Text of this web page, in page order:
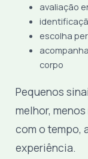
avaliação
escolha
corpo
Pequenos
melhor,
com o tempo,
experiência.